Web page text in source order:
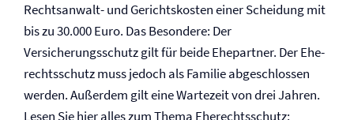
Rechtsanwalt- und Gerichtskosten einer Scheidung mit
bis zu 30.000 Euro. Das Besondere: Der
Versicherungsschutz gilt für beide Ehepartner. Der Ehe­
rechtsschutz muss jedoch als Familie abgeschlossen
werden. Außerdem gilt eine Wartezeit von drei Jahren.
Lesen Sie hier alles zum Thema Ehe­rechtsschutz: